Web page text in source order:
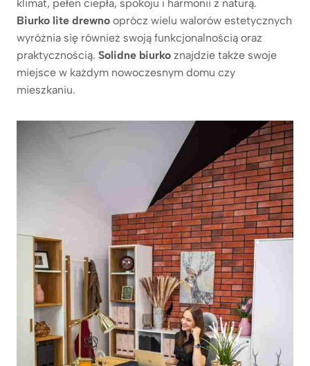
klimat, pełen ciepła, spokoju i harmonii z naturą.
Biurko lite drewno oprócz wielu walorów estetycznych
wyróżnia się również swoją funkcjonalnością oraz
praktycznością. Solidne biurko znajdzie także swoje
miejsce w każdym nowoczesnym domu czy
mieszkaniu.